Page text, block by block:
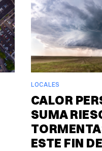
LOCALES
CALOR
SUMA
ESTE FIN